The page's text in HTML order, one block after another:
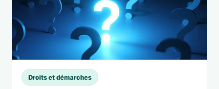
Droits et démarches